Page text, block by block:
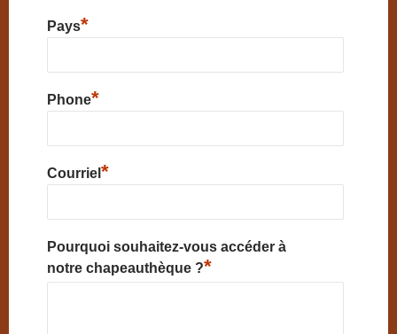
Pays*
Phone*
Courriel *
Pourquoi souhaitez-vous accéder à
notre chapeauthèque ?*